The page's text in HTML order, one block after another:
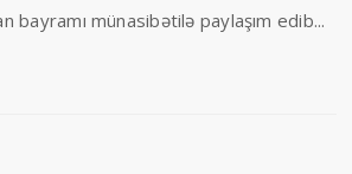
bayramı münasibətilə paylaşım edib...